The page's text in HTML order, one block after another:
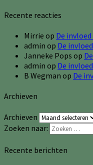
Recente reacties
Mirrie op De
admin op De
Janneke Pops op
admin op De
B Wegman op De
Archieven
Archieven
Zoeken naar:
Recente berichten